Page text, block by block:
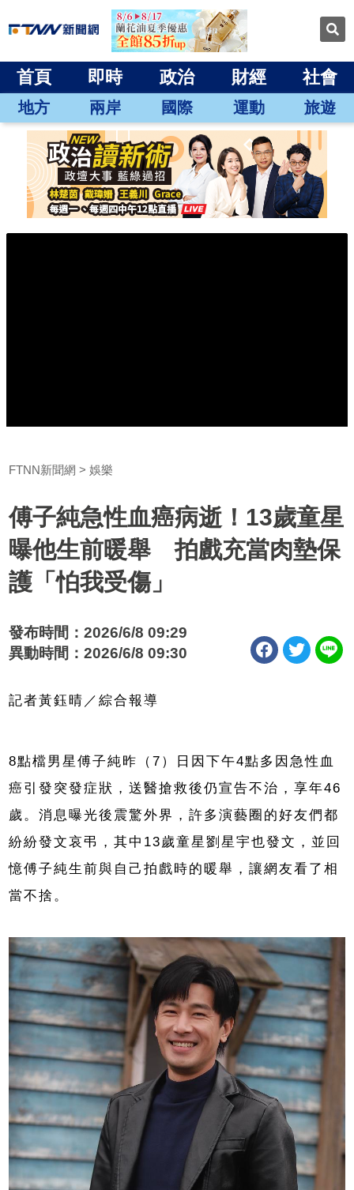
首頁 即時 政治 財經 社會
地方 兩岸 國際 運動 旅遊
FTNN新聞網 娛樂
傅子純急性血癌病逝！13歲童星
曝他生前暖舉 拍戲充當肉墊保
護「怕我受傷」
發布時間：2026/6/8 09:29
異動時間：2026/6/8 09:30
記者黃鈺晴／綜合報導
8點檔男星傅子純昨（7）日因下午4點多因急性血
癌引發突發症狀，送醫搶救後仍宣告不治，享年46
歲。消息曝光後震驚外界，許多演藝圈的好友們都
紛紛發文哀弔，其中13歲童星劉星宇也發文，並回
憶傅子純生前與自己拍戲時的暖舉，讓網友看了相
當不捨。